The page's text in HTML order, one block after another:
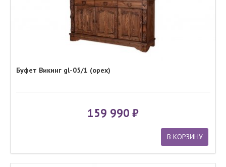
Буфет Викинг gl-05/1 (орех)
159 990
В КОРЗИНУ